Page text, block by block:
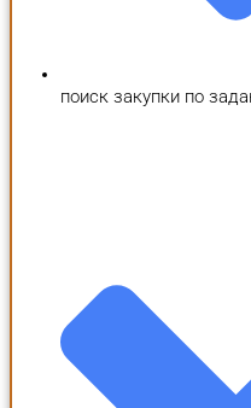
поиск закупки по